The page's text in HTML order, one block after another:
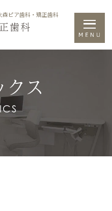
森ピア歯科・矯正歯科
クス